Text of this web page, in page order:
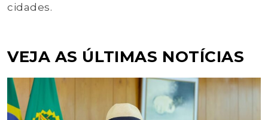
cidades.
VEJA AS ÚLTIMAS NOTÍCIAS